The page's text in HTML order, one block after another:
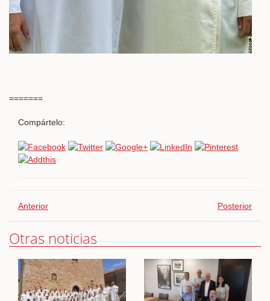
=======
Compártelo:
Anterior Posterior
Otras noticias